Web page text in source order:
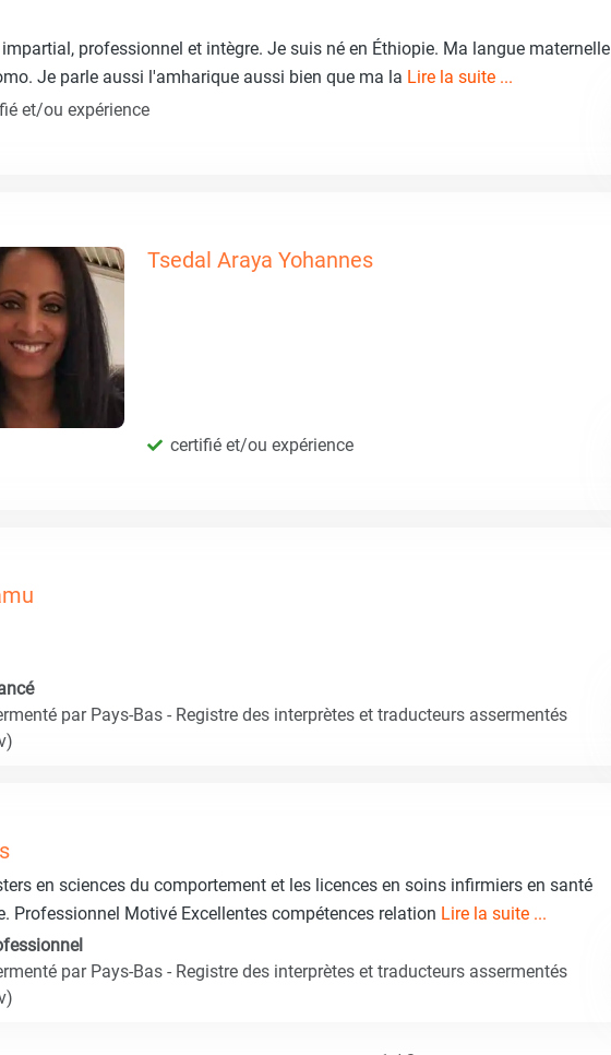
professionnel et intègre. Je suis né en Éthiopie. Ma langue maternelle
Je parle aussi l'amharique aussi bien que ma la Lire la suite ...
et/ou expérience
Tsedal Araya Yohannes
certifié et/ou expérience
par Pays-Bas - Registre des interprètes et traducteurs assermentés
en sciences du comportement et les licences en soins infirmiers en santé
Professionnel Motivé Excellentes compétences relation Lire la suite ...
par Pays-Bas - Registre des interprètes et traducteurs assermentés